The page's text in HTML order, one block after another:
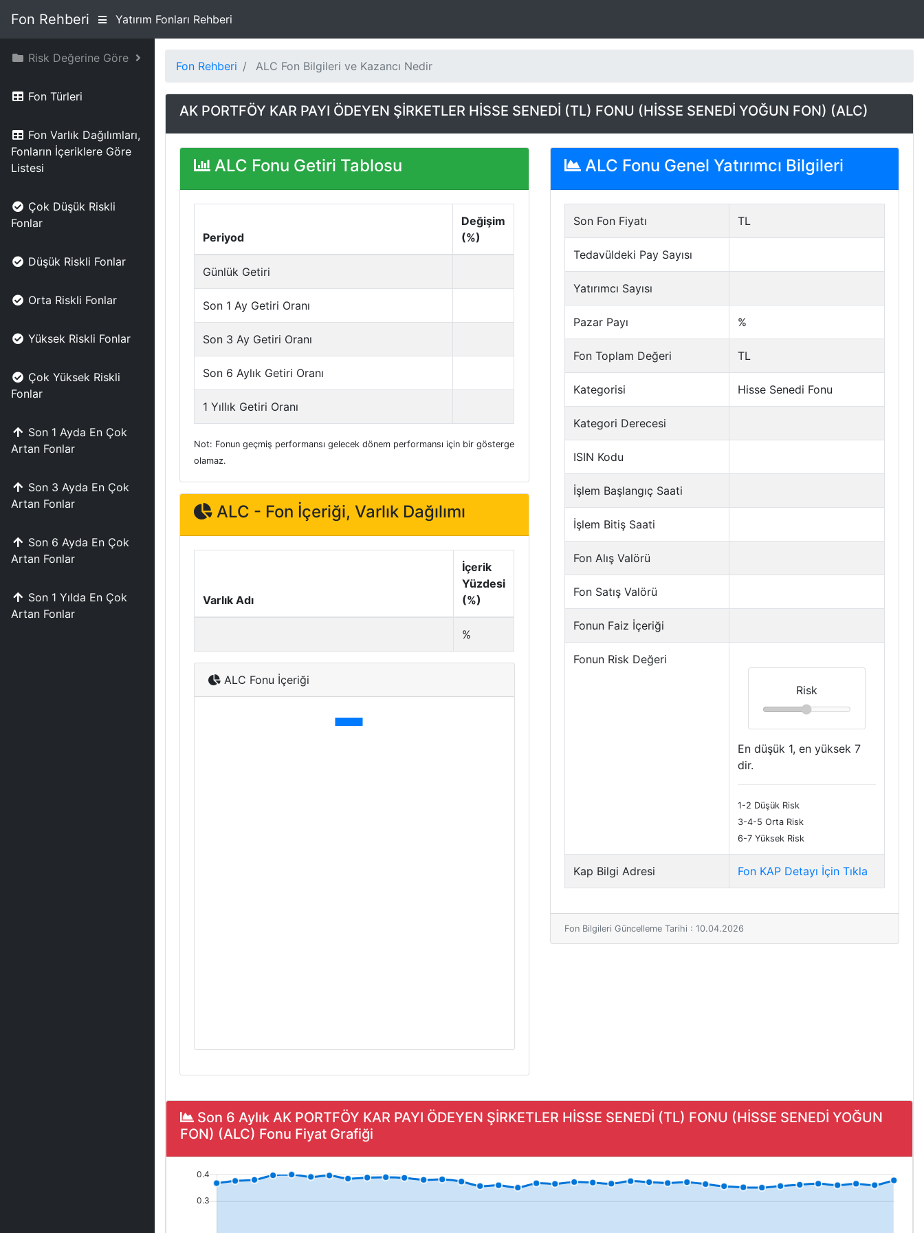
Fon Rehberi Yatırım Fonları Rehberi
Risk Değerine Göre
Fon Türleri
Fon Varlık Dağılımları,
Fonların İçeriklere Göre
Listesi
Çok Düşük Riskli
Fonlar
Düşük Riskli Fonlar
Orta Riskli Fonlar
Yüksek Riskli Fonlar
Çok Yüksek Riskli
Fonlar
Son 1 Ayda En Çok
Artan Fonlar
Son 3 Ayda En Çok
Artan Fonlar
Son 6 Ayda En Çok
Artan Fonlar
Son 1 Yılda En Çok
Artan Fonlar
Fon Rehberi ALC Fon Bilgileri ve Kazancı Nedir
AK PORTFÖY KAR PAYI ÖDEYEN ŞİRKETLER HİSSE SENEDİ (TL) FONU (HİSSE SENEDİ YOĞUN FON) (ALC)
ALC Fonu Getiri Tablosu
Periyod
Değişim
(%)
Günlük Getiri
Son 1 Ay Getiri Oranı
Son 3 Ay Getiri Oranı
Son 6 Aylık Getiri Oranı
1 Yıllık Getiri Oranı
Not: Fonun geçmiş performansı gelecek dönem performansı için bir gösterge
olamaz.
ALC - Fon İçeriği, Varlık Dağılımı
Varlık Adı
İçerik
Yüzdesi
(%)
%
ALC Fonu İçeriği
ALC Fonu Genel Yatırımcı Bilgileri
Son Fon Fiyatı TL
Tedavüldeki Pay Sayısı
Yatırımcı Sayısı
Pazar Payı %
Fon Toplam Değeri TL
Kategorisi Hisse Senedi Fonu
Kategori Derecesi
ISIN Kodu
İşlem Başlangıç Saati
İşlem Bitiş Saati
Fon Alış Valörü
Fon Satış Valörü
Fonun Faiz İçeriği
Fonun Risk Değeri
Risk
En düşük 1, en yüksek 7
dir.
1-2 Düşük Risk
3-4-5 Orta Risk
6-7 Yüksek Risk
Kap Bilgi Adresi Fon KAP Detayı İçin Tıkla
Fon Bilgileri Güncelleme Tarihi : 10.04.2026
Son 6 Aylık AK PORTFÖY KAR PAYI ÖDEYEN ŞİRKETLER HİSSE SENEDİ (TL) FONU (HİSSE SENEDİ YOĞUN
FON) (ALC) Fonu Fiyat Grafiği